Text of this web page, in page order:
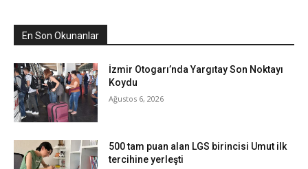
En Son Okunanlar
İzmir Otogarı’nda Yargıtay Son Noktayı
Koydu
Ağustos 6, 2026
500 tam puan alan LGS birincisi Umut ilk
tercihine yerleşti